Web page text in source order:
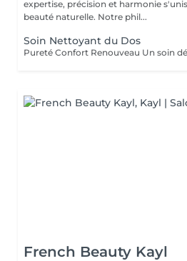
expertise, précision et harmonie
beauté naturelle. Notre phil...
Soin Nettoyant du Dos
French Beauty Kayl